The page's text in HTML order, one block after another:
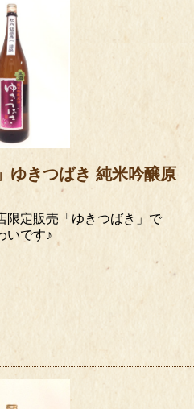
ゆきつばき 純米吟醸原
限定販売「ゆきつばき」で
いです♪